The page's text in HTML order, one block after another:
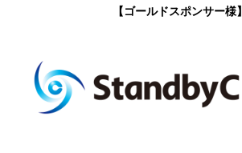
【ゴールドスポンサー様】